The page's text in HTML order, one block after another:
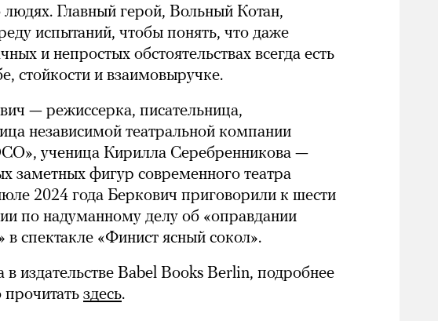
людях. Главный герой, Вольный Котан,
испытаний, чтобы понять, что даже
и непростых обстоятельствах всегда есть
стойкости и взаимовыручке.
— режиссерка, писательница,
независимой театральной компании
ученица Кирилла Серебренникова —
заметных фигур современного театра
2024 года Беркович приговорили к шести
по надуманному делу об «оправдании
в спектакле «Финист ясный сокол».
издательстве Babel Books Berlin, подробнее
здесь.